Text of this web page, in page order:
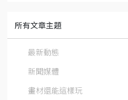
所有文章主題
最新動態
新聞媒體
畫材還能這樣玩